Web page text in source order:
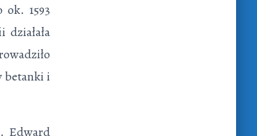
1593
betanki i
Edward